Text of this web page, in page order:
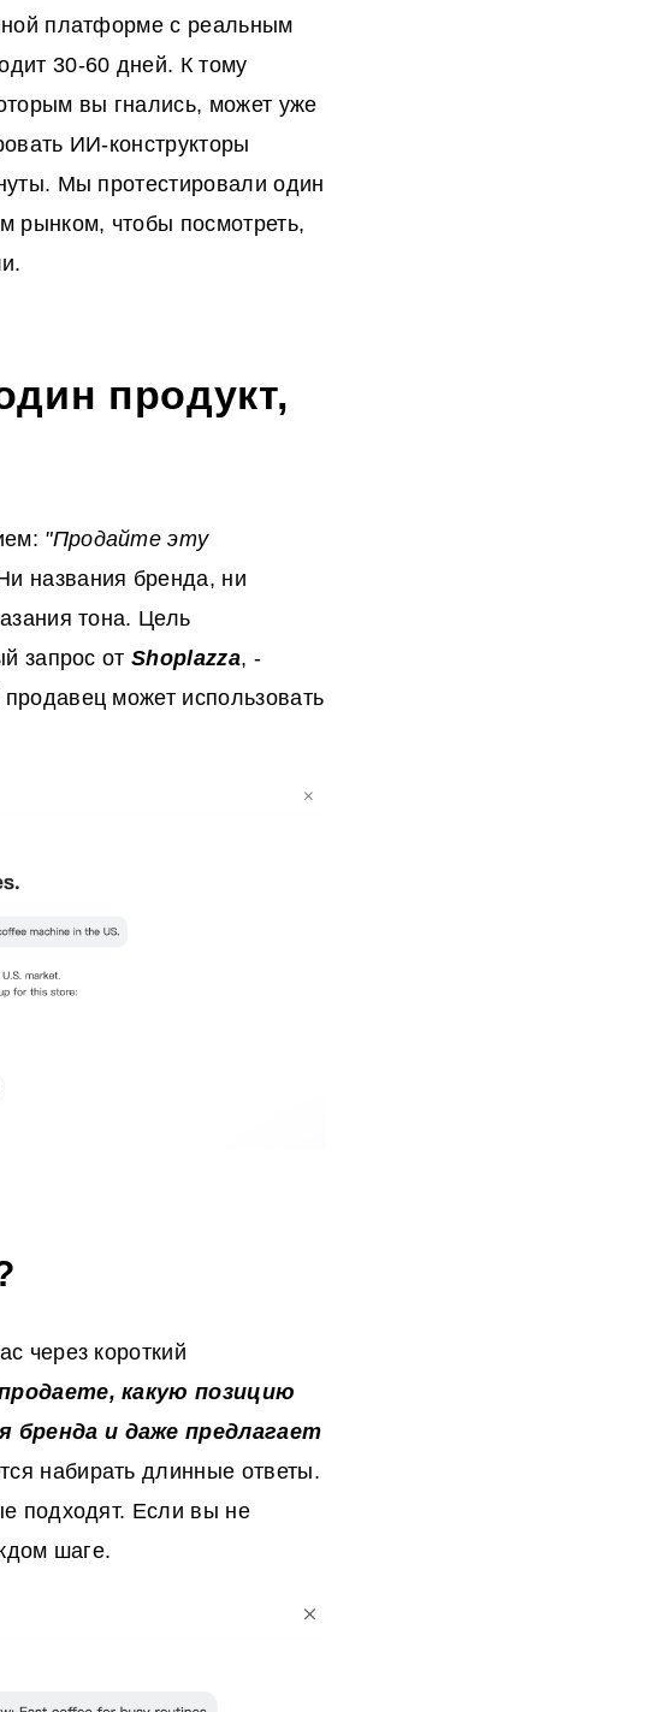
платформе с реальным
30-60 дней. К тому
вы гнались, может уже
ИИ-конструкторы
Мы протестировали один
рынком, чтобы посмотреть,
продукт,
"Продайте эту
названия бренда, ни
тона. Цель
запрос отShoplazza, -
может использовать
через короткий
какую позицию
бренда и даже предлагает
набирать длинные ответы.
подходят. Если вы не
шаге.